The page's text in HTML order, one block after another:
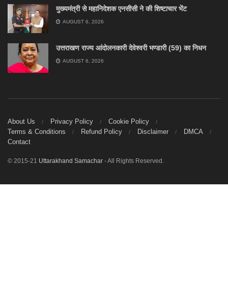
मुख्यमंत्री से महानिदेशक एनसीसी ने की शिष्टाचार भेंट
AUGUST 6, 2026
उत्तराखण राज्य आंदोलनकारी देवेश्वरी भण्डारी (59) का निधन
AUGUST 6, 2026
About Us Privacy Policy
Cookie Policy
Terms & Conditions
Refund Policy Disclaimer
DMCA
Contact
© 2015-21 Uttarakhand Samachar - All Rights Reserved.